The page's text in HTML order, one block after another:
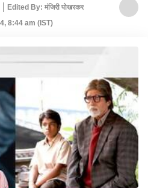
Edited By: मंजिरी पोखरकर
8:44 am (IST)